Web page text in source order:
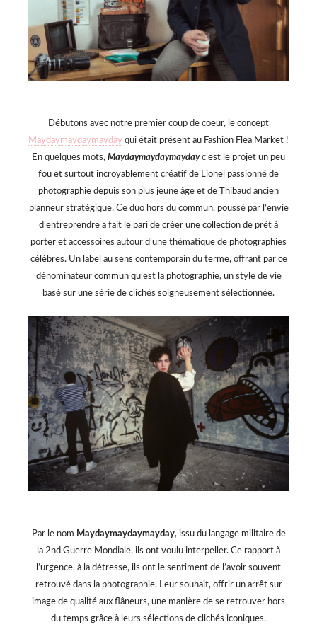
Débutons avec notre premier coup de coeur, le concept
Maydaymaydaymayday qui était présent au Fashion Flea Market !
En quelques mots, Maydaymaydaymaydayc’est le projet un peu
fou et surtout incroyablement créatif de Lionel passionné de
photographie depuis son plus jeune âge et de Thibaud ancien
planneur stratégique. Ce duo hors du commun, poussé par l’envie
d’entreprendre a fait le pari de créer une collection de prêt à
porter et accessoires autour d’une thématique de photographies
célèbres. Un label au sens contemporain du terme, offrant par ce
dénominateur commun qu’est la photographie, un style de vie
basé sur une série de clichés soigneusement sélectionnée.
Par le nom Maydaymaydaymayday, issu du langage militaire de
la 2nd Guerre Mondiale, ils ont voulu interpeller. Ce rapport à
l’urgence, à la détresse, ils ont le sentiment de l’avoir souvent
retrouvé dans la photographie. Leur souhait, offrir un arrêt sur
image de qualité aux flâneurs, une manière de se retrouver hors
du temps grâce à leurs sélections de clichés iconiques.